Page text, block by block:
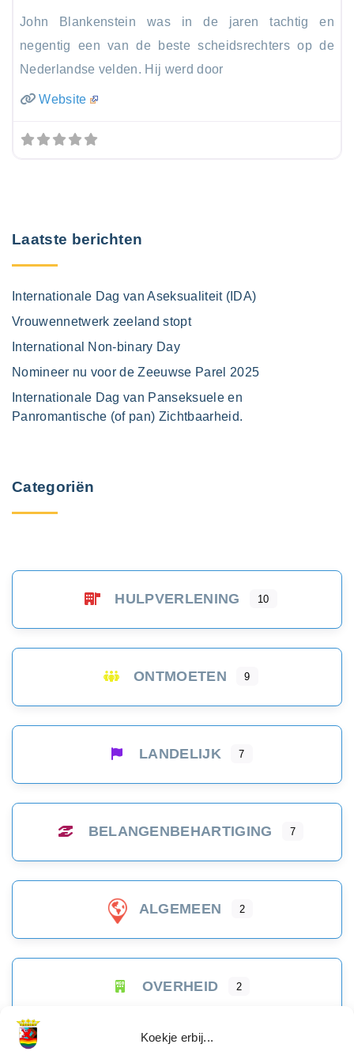
Koekje erbij...
John Blankenstein was in de jaren tachtig en
negentig een van de beste scheidsrechters op de
Nederlandse velden. Hij werd door
Website
Laatste berichten
Internationale Dag van Aseksualiteit (IDA)
Vrouwennetwerk zeeland stopt
International Non-binary Day
Nomineer nu voor de Zeeuwse Parel 2025
Internationale Dag van Panseksuele en
Panromantische (of pan) Zichtbaarheid.
Categoriën
HULPVERLENING 10
ONTMOETEN 9
LANDELIJK 7
BELANGENBEHARTIGING 7
ALGEMEEN 2
OVERHEID 2